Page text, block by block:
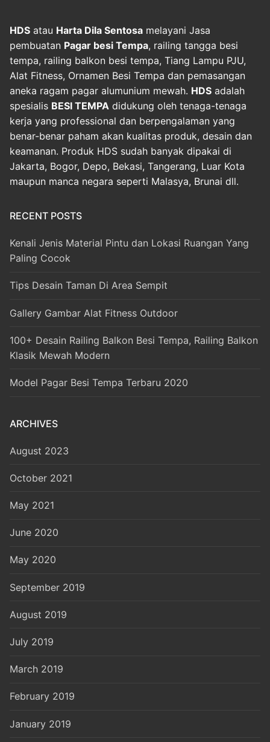
HDS atau Harta Dila Sentosa melayani Jasa
pembuatan Pagar besi Tempa, railing tangga besi
tempa, railing balkon besi tempa, Tiang Lampu PJU,
Alat Fitness, Ornamen Besi Tempa dan pemasangan
aneka ragam pagar alumunium mewah. HDS adalah
spesialis BESI TEMPA didukung oleh tenaga-tenaga
kerja yang professional dan berpengalaman yang
benar-benar paham akan kualitas produk, desain dan
keamanan. Produk HDS sudah banyak dipakai di
Jakarta, Bogor, Depo, Bekasi, Tangerang, Luar Kota
maupun manca negara seperti Malasya, Brunai dll.
RECENT POSTS
Kenali Jenis Material Pintu dan Lokasi Ruangan Yang
Paling Cocok
Tips Desain Taman Di Area Sempit
Gallery Gambar Alat Fitness Outdoor
100+ Desain Railing Balkon Besi Tempa, Railing Balkon
Klasik Mewah Modern
Model Pagar Besi Tempa Terbaru 2020
ARCHIVES
August 2023
October 2021
May 2021
June 2020
May 2020
September 2019
August 2019
July 2019
March 2019
February 2019
January 2019